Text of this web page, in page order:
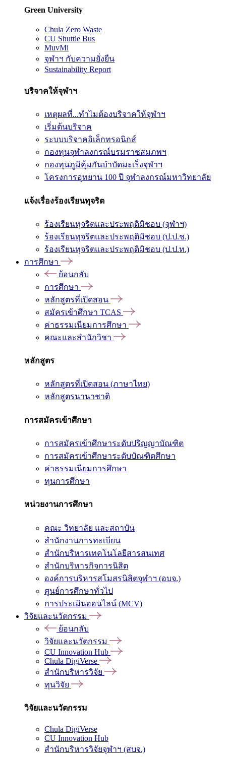
Green University
Chula Zero Waste
CU Shuttle Bus
MuvMi
จุฬาฯ กับความยั่งยืน
Sustainability Report
บริจาคให้จุฬาฯ
เหตุผลที่...ทำไมต้องบริจาคให้จุฬาฯ
เริ่มต้นบริจาค
ระบบบริจาคอิเล็กทรอนิกส์
กองทุนจุฬาลงกรณ์บรมราชสมภพฯ
กองทุนภูมิคุ้มกันบำบัดมะเร็งจุฬาฯ
โครงการอุทยาน 100 ปี จุฬาลงกรณ์มหาวิทยาลัย
แจ้งเรื่องร้องเรียนทุจริต
ร้องเรียนทุจริตและประพฤติมิชอบ (จุฬาฯ)
ร้องเรียนทุจริตและประพฤติมิชอบ (ป.ป.ช.)
ร้องเรียนทุจริตและประพฤติมิชอบ (ป.ป.ท.)
การศึกษา
ย้อนกลับ
การศึกษา
หลักสูตรที่เปิดสอน
สมัครเข้าศึกษา TCAS
ค่าธรรมเนียมการศึกษา
คณะและสำนักวิชา
หลักสูตร
หลักสูตรที่เปิดสอน (ภาษาไทย)
หลักสูตรนานาชาติ
การสมัครเข้าศึกษา
การสมัครเข้าศึกษาระดับปริญญาบัณฑิต
การสมัครเข้าศึกษาระดับบัณฑิตศึกษา
ค่าธรรมเนียมการศึกษา
ทุนการศึกษา
หน่วยงานการศึกษา
คณะ วิทยาลัย และสถาบัน
สำนักงานการทะเบียน
สำนักบริหารเทคโนโลยีสารสนเทศ
สำนักบริหารกิจการนิสิต
องค์การบริหารสโมสรนิสิตจุฬาฯ (อบจ.)
ศูนย์การศึกษาทั่วไป
การประเมินออนไลน์ (MCV)
วิจัยและนวัตกรรม
ย้อนกลับ
วิจัยและนวัตกรรม
CU Innovation Hub
Chula DigiVerse
สำนักบริหารวิจัย
ทุนวิจัย
วิจัยและนวัตกรรม
Chula DigiVerse
CU Innovation Hub
สำนักบริหารวิจัยจุฬาฯ (สบจ.)